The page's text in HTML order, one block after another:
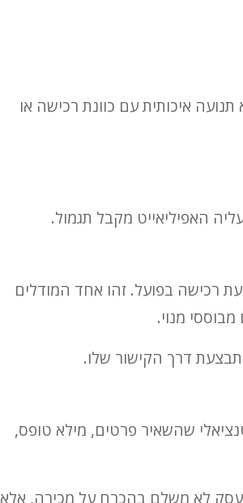
איכותית עם כוונת רכישה או
האפיליאייט מקבל תגמול.
רכישה בפועל. זהו אחד המודלים
מבוססי מנוי.
שהשאיר פרטים, מילא טופס,
העסק לא משלם בהכרח על מכירה, אלא